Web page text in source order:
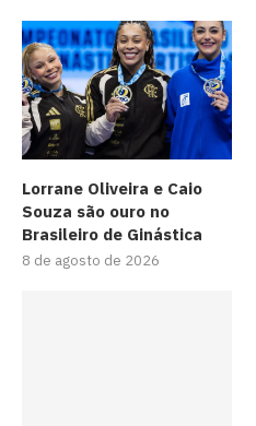
Lorrane Oliveira e Caio
Souza são ouro no
Brasileiro de Ginástica
8 de agosto de 2026